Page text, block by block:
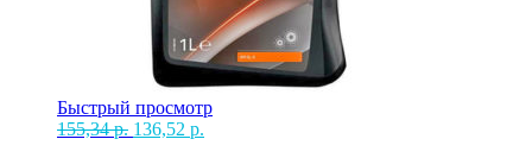
Быстрый просмотр
155,34р. Первоначальная
136,52 р.